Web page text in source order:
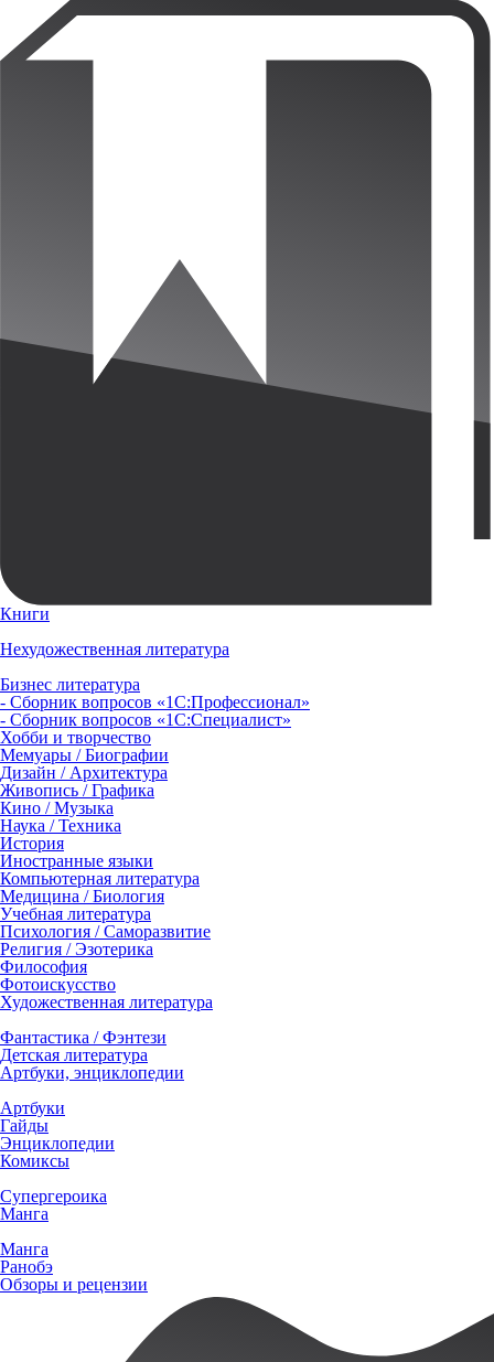
Книги
Нехудожественная литература
Бизнес литература
- Сборник вопросов «1С:Профессионал»
- Сборник вопросов «1С:Специалист»
Хобби и творчество
Мемуары / Биографии
Дизайн / Архитектура
Живопись / Графика
Кино / Музыка
Наука / Техника
История
Иностранные языки
Компьютерная литература
Медицина / Биология
Учебная литература
Психология / Саморазвитие
Религия / Эзотерика
Философия
Фотоискусство
Художественная литература
Фантастика / Фэнтези
Детская литература
Артбуки, энциклопедии
Артбуки
Гайды
Энциклопедии
Комиксы
Супергероика
Манга
Манга
Ранобэ
Обзоры и рецензии